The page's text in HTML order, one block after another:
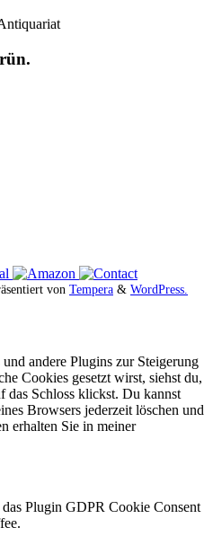
von Tempera & WordPress.
andere Plugins zur Steigerung
Cookies gesetzt wirst, siehst du,
das Schloss klickst. Du kannst
Browsers jederzeit löschen und
erhalten Sie in meiner
Plugin GDPR Cookie Consent